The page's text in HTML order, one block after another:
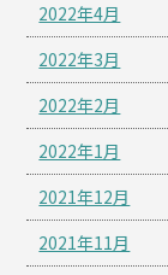
2022年4月
2022年3月
2022年2月
2022年1月
2021年12月
2021年11月